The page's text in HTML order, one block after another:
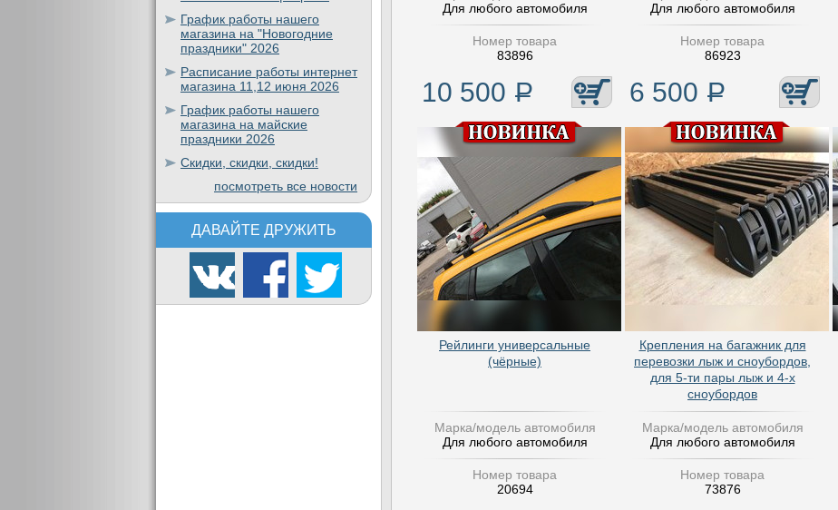
График работы нашего
магазина на "Новогодние
праздники" 2026
Расписание работы интернет
магазина 11,12 июня 2026
График работы нашего
магазина на майские
праздники 2026
Скидки, скидки, скидки!
посмотреть все новости
ДАВАЙТЕ ДРУЖИТЬ
Для любого автомобиля
Номер товара
83896
10 500 Р
Для любого автомобиля
Номер товара
86923
6 500 Р
Рейлинги универсальные
(чёрные)
Марка/модель автомобиля
Для любого автомобиля
Номер товара
20694
Крепления на багажник для
перевозки лыж и сноубордов,
для 5-ти пары лыж и 4-х
сноубордов
Марка/модель автомобиля
Для любого автомобиля
Номер товара
73876